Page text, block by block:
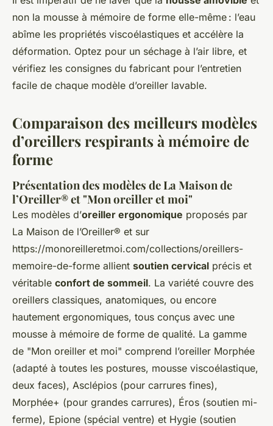
non la mousse à mémoire de forme elle-même : l’eau
abîme les propriétés viscoélastiques et accélère la
déformation. Optez pour un séchage à l’air libre, et
vérifiez les consignes du fabricant pour l’entretien
facile de chaque modèle d’oreiller lavable.
Comparaison des meilleurs modèles
d’oreillers respirants à mémoire de
forme
Présentation des modèles de La Maison de
l’Oreiller® et "Mon oreiller et moi"
Les modèles d’oreiller ergonomique proposés par
La Maison de l’Oreiller® et sur
https://monoreilleretmoi.com/collections/oreillers-
memoire-de-forme allient soutien cervical précis et
véritable confort de sommeil. La variété couvre des
oreillers classiques, anatomiques, ou encore
hautement ergonomiques, tous conçus avec une
mousse à mémoire de forme de qualité. La gamme
de "Mon oreiller et moi" comprend l’oreiller Morphée
(adapté à toutes les postures, mousse viscoélastique,
deux faces), Asclépios (pour carrures fines),
Morphée+ (pour grandes carrures), Éros (soutien mi-
ferme), Epione (spécial ventre) et Hygie (soutien